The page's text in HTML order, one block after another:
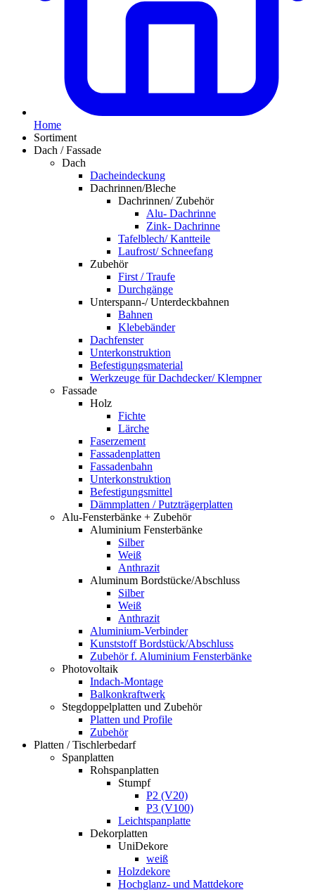
Home
Sortiment
Dach / Fassade
Dach
Dacheindeckung
Dachrinnen/Bleche
Dachrinnen/ Zubehör
Alu- Dachrinne
Zink- Dachrinne
Tafelblech/ Kantteile
Laufrost/ Schneefang
Zubehör
First / Traufe
Durchgänge
Unterspann-/ Unterdeckbahnen
Bahnen
Klebebänder
Dachfenster
Unterkonstruktion
Befestigungsmaterial
Werkzeuge für Dachdecker/ Klempner
Fassade
Holz
Fichte
Lärche
Faserzement
Fassadenplatten
Fassadenbahn
Unterkonstruktion
Befestigungsmittel
Dämmplatten / Putzträgerplatten
Alu-Fensterbänke + Zubehör
Aluminium Fensterbänke
Silber
Weiß
Anthrazit
Aluminum Bordstücke/Abschluss
Silber
Weiß
Anthrazit
Aluminium-Verbinder
Kunststoff Bordstück/Abschluss
Zubehör f. Aluminium Fensterbänke
Photovoltaik
Indach-Montage
Balkonkraftwerk
Stegdoppelplatten und Zubehör
Platten und Profile
Zubehör
Platten / Tischlerbedarf
Spanplatten
Rohspanplatten
Stumpf
P2 (V20)
P3 (V100)
Leichtspanplatte
Dekorplatten
UniDekore
weiß
Holzdekore
Hochglanz- und Mattdekore